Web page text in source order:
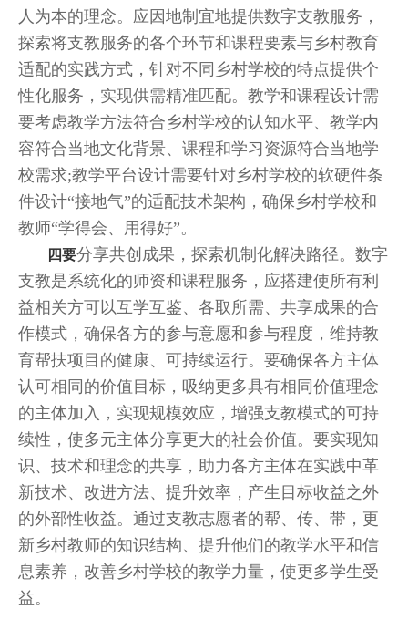
人为本的理念。应因地制宜地提供数字支教服务，
探索将支教服务的各个环节和课程要素与乡村教育
适配的实践方式，针对不同乡村学校的特点提供个
性化服务，实现供需精准匹配。教学和课程设计需
要考虑教学方法符合乡村学校的认知水平、教学内
容符合当地文化背景、课程和学习资源符合当地学
校需求;教学平台设计需要针对乡村学校的软硬件条
件设计“接地气”的适配技术架构，确保乡村学校和
教师“学得会、用得好”。
四要分享共创成果，探索机制化解决路径。数字
支教是系统化的师资和课程服务，应搭建使所有利
益相关方可以互学互鉴、各取所需、共享成果的合
作模式，确保各方的参与意愿和参与程度，维持教
育帮扶项目的健康、可持续运行。要确保各方主体
认可相同的价值目标，吸纳更多具有相同价值理念
的主体加入，实现规模效应，增强支教模式的可持
续性，使多元主体分享更大的社会价值。要实现知
识、技术和理念的共享，助力各方主体在实践中革
新技术、改进方法、提升效率，产生目标收益之外
的外部性收益。通过支教志愿者的帮、传、带，更
新乡村教师的知识结构、提升他们的教学水平和信
息素养，改善乡村学校的教学力量，使更多学生受
益。